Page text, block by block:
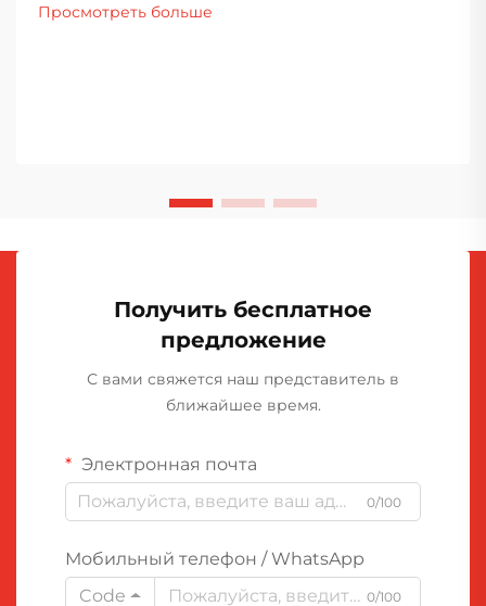
Просмотреть больше
Получить бесплатное
предложение
С вами свяжется наш представитель в
ближайшее время.
Электронная почта
0/100
Мобильный телефон / WhatsApp
Code
0/100